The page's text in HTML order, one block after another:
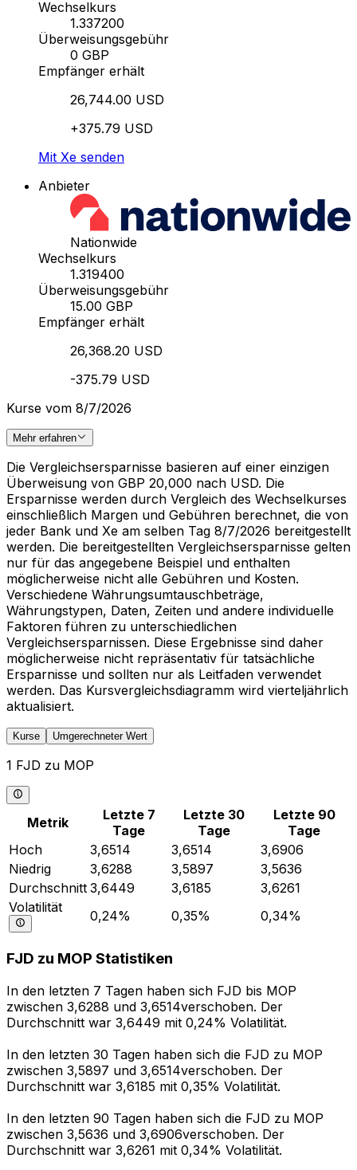
Wechselkurs
1.337200
Überweisungsgebühr
0 GBP
Empfänger erhält
26,744.00 USD
+375.79 USD
Mit Xe senden
Anbieter
Nationwide
Wechselkurs
1.319400
Überweisungsgebühr
15.00 GBP
Empfänger erhält
26,368.20 USD
-375.79 USD
Kurse vom 8/7/2026
Mehr erfahren
Die Vergleichsersparnisse basieren auf einer einzigen
Überweisung von GBP 20,000 nach USD. Die
Ersparnisse werden durch Vergleich des Wechselkurses
einschließlich Margen und Gebühren berechnet, die von
jeder Bank und Xe am selben Tag 8/7/2026 bereitgestellt
werden. Die bereitgestellten Vergleichsersparnisse gelten
nur für das angegebene Beispiel und enthalten
möglicherweise nicht alle Gebühren und Kosten.
Verschiedene Währungsumtauschbeträge,
Währungstypen, Daten, Zeiten und andere individuelle
Faktoren führen zu unterschiedlichen
Vergleichsersparnissen. Diese Ergebnisse sind daher
möglicherweise nicht repräsentativ für tatsächliche
Ersparnisse und sollten nur als Leitfaden verwendet
werden. Das Kursvergleichsdiagramm wird vierteljährlich
aktualisiert.
Kurse Umgerechneter Wert
1 FJD zu MOP
Metrik
Letzte 7
Tage
Letzte 30
Tage
Letzte 90
Tage
Hoch
3,6514 3,6514
3,6906
Niedrig
3,6288 3,5897
3,5636
Durchschnitt 3,6449 3,6185
3,6261
Volatilität
0,24% 0,35% 0,34%
FJD zu MOP Statistiken
In den letzten 7 Tagen haben sich FJD bis MOP
zwischen 3,6288 und 3,6514verschoben. Der
Durchschnitt war 3,6449 mit 0,24% Volatilität.
In den letzten 30 Tagen haben sich die FJD zu MOP
zwischen 3,5897 und 3,6514verschoben. Der
Durchschnitt war 3,6185 mit 0,35% Volatilität.
In den letzten 90 Tagen haben sich die FJD zu MOP
zwischen 3,5636 und 3,6906verschoben. Der
Durchschnitt war 3,6261 mit 0,34% Volatilität.